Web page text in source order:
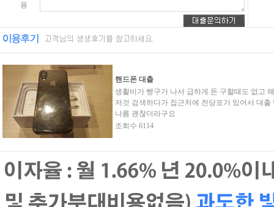
용
핸드폰 대출
생활비가 빵구가 나서 급하게 돈 구할때도 없고
저것 검색하다가 집근처에 전당포가 있어서 대출
나름 괜찮더라구요
조회수 6114